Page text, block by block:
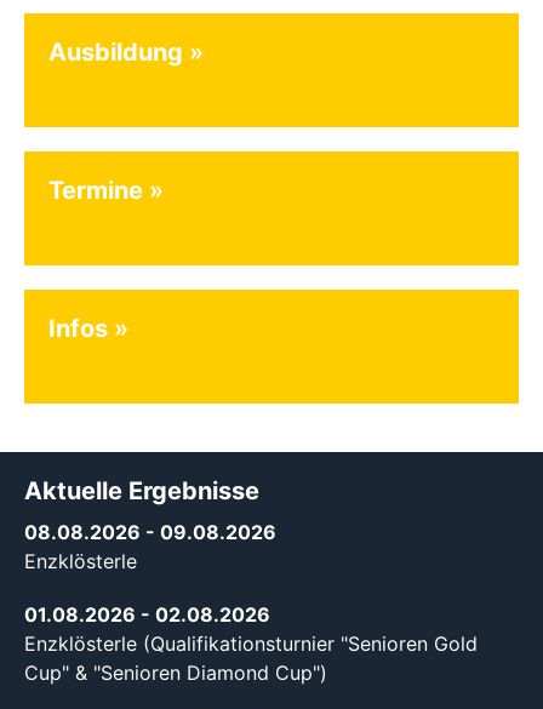
Ausbildung
Termine
Infos
Aktuelle Ergebnisse
08.08.2026 - 09.08.2026
Enzklösterle
01.08.2026 - 02.08.2026
Enzklösterle (Qualifikationsturnier "Senioren Gold
Cup" & "Senioren Diamond Cup")